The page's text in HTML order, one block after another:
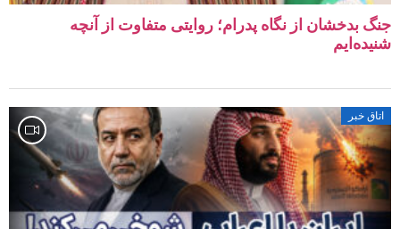
جنگ بدخشان از نگاه پدرام؛ روایتی متفاوت از آنچه
شنیده‌ایم
اتاق خبر